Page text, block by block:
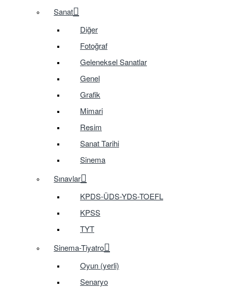
Sanat
Diğer
Fotoğraf
Geleneksel Sanatlar
Genel
Grafik
Mimari
Resim
Sanat Tarihi
Sinema
Sınavlar
KPDS-ÜDS-YDS-TOEFL
KPSS
TYT
Sinema-Tiyatro
Oyun (yerli)
Senaryo